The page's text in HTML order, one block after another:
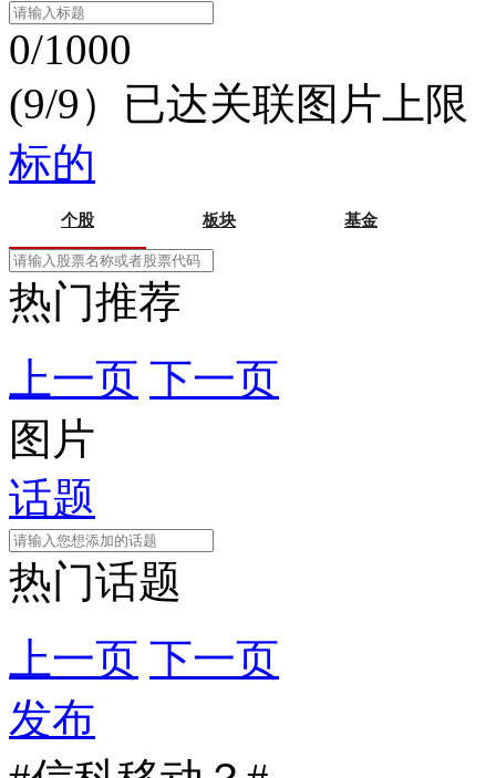
0/1000
(9/9）已达关联图片上限
标的
个股 板块 基金
热门推荐
上一页 下一页
图片
话题
热门话题
上一页 下一页
发布